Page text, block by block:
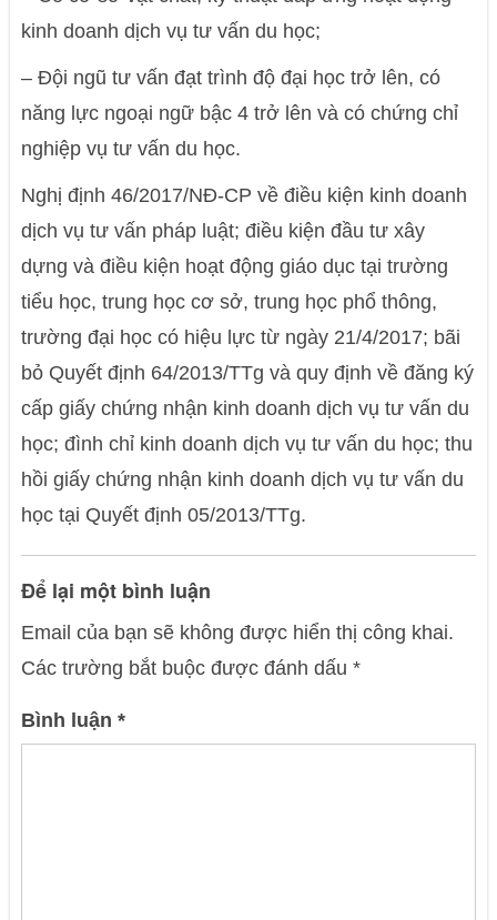
kinh doanh dịch vụ tư vấn du học;
– Đội ngũ tư vấn đạt trình độ đại học trở lên, có
năng lực ngoại ngữ bậc 4 trở lên và có chứng chỉ
nghiệp vụ tư vấn du học.
Nghị định 46/2017/NĐ-CP về điều kiện kinh doanh
dịch vụ tư vấn pháp luật; điều kiện đầu tư xây
dựng và điều kiện hoạt động giáo dục tại trường
tiểu học, trung học cơ sở, trung học phổ thông,
trường đại học có hiệu lực từ ngày 21/4/2017; bãi
bỏ Quyết định 64/2013/TTg và quy định về đăng ký
cấp giấy chứng nhận kinh doanh dịch vụ tư vấn du
học; đình chỉ kinh doanh dịch vụ tư vấn du học; thu
hồi giấy chứng nhận kinh doanh dịch vụ tư vấn du
học tại Quyết định 05/2013/TTg.
Để lại một bình luận
Email của bạn sẽ không được hiển thị công khai.
Các trường bắt buộc được đánh dấu*
Bình luận*